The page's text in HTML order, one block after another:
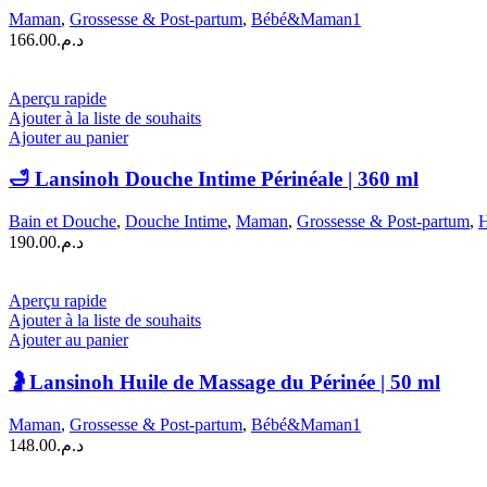
Maman, Grossesse & Post-partum, Bébé&Maman1
د.م.166.00
Aperçu rapide
Ajouter à la liste de souhaits
Ajouter au panier
🛁 Lansinoh Douche Intime Périnéale | 360 ml
Bain et Douche, Douche Intime, Maman, Grossesse & Post-partum,
د.م.190.00
Aperçu rapide
Ajouter à la liste de souhaits
Ajouter au panier
🤰Lansinoh Huile de Massage du Périnée | 50 ml
Maman, Grossesse & Post-partum, Bébé&Maman1
د.م.148.00